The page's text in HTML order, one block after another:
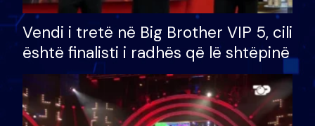
Vendi i tretë në Big Brother VIP 5, cili
është finalisti i radhës që lë shtëpinë